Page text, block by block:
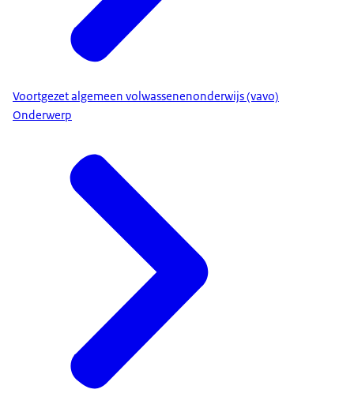
Voortgezet algemeen volwassenenonderwijs (vavo)
Onderwerp